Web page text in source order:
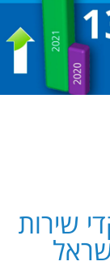
במוקדי שירות